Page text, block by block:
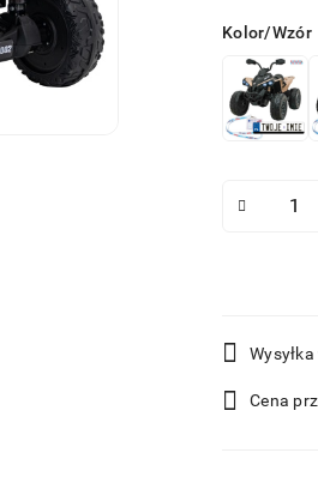
Wariant
Kolor/Wzór
i
Cena